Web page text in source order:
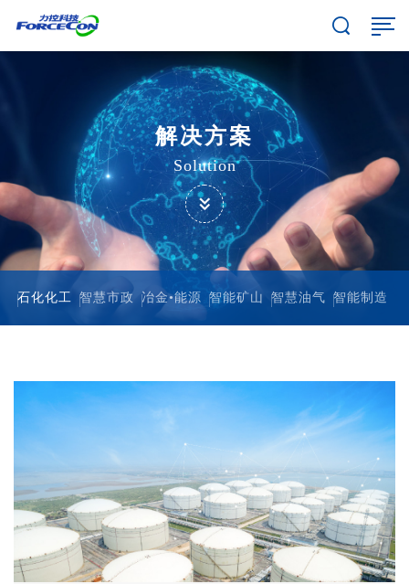
解决方案
Solution
石化化工 智慧市政 冶金•能源 智能矿山 智慧油气 智能制造